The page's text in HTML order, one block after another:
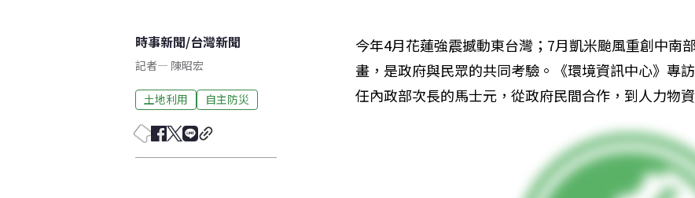
時事新聞/台灣新聞
記者— 陳昭宏
土地利用 自主防災
今年4月花蓮強震撼動東台灣；7月凱米颱風重創中南
畫，是政府與民眾的共同考驗。《環境資訊中心》專
任內政部次長的馬士元，從政府民間合作，到人力物